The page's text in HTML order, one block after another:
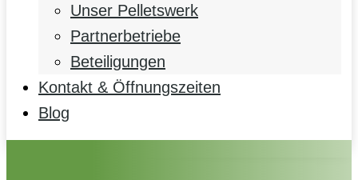
Unser Pelletswerk
Partnerbetriebe
Beteiligungen
Kontakt & Öffnungszeiten
Blog